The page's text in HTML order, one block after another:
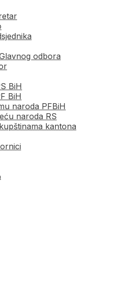
odbora
BiH
BiH
naroda PFBiH
naroda RS
kantona